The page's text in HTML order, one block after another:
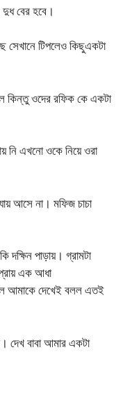
দুধ বের হবে।
সেখানে টিপলেও কিছুএকটা
কিন্তু ওদের রফিক কে একটা
নি এখনো ওকে নিয়ে ওরা
আসে না। মফিজ চাচা
দক্ষিন পাড়ায়। গ্রামটা
এক আধা
আমাকে দেখেই বলল এতই
দেখ বাবা আমার একটা